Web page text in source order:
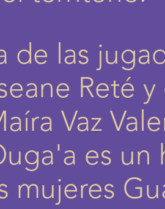
de las
Reté
Vaz
es un
mujeres